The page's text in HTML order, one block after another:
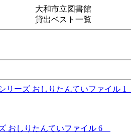
大和市立図書館
貸出ベスト一覧
ーズ おしりたんていファイル 1
おしりたんていファイル 6